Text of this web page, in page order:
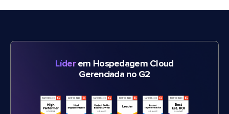
Líderem Hospedagem Cloud
Gerenciada no G2